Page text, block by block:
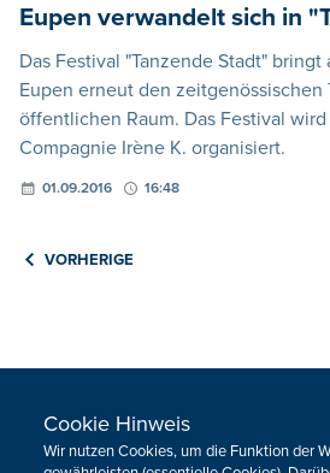
Eupen verwandelt sich in
Das Festival "Tanzende Stadt"
Eupen erneut den zeitgenössischen
öffentlichen Raum. Das Festival
Compagnie Irène K. organisiert.
01.09.2016 16:48
VORHERIGE
HOME
REGIONAL
Cookie Hinweis
Wir nutzen Cookies, um die Funktion der